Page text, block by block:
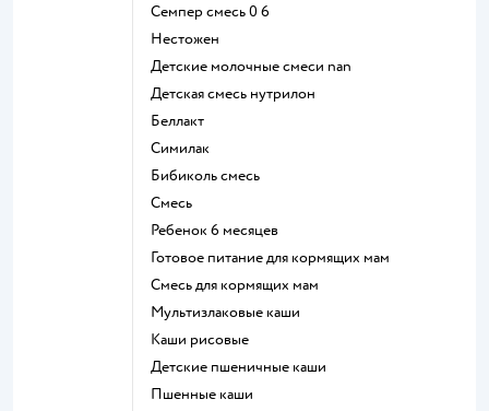
семпер смесь 0 6
нестожен
Детские молочные смеси nan
детская смесь нутрилон
беллакт
симилак
бибиколь смесь
смесь
ребенок 6 месяцев
готовое питание для кормящих мам
смесь для кормящих мам
Мультизлаковые каши
Каши рисовые
Детские пшеничные каши
Пшенные каши